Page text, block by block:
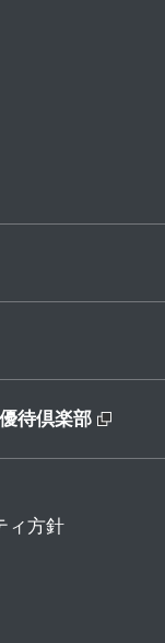
待倶楽部
ィ方針